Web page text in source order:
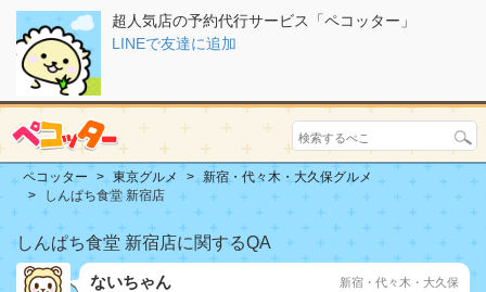
超人気店の予約代行サービス「ペコッター」
LINEで友達に追加
ペコッター 東京グルメ
新宿・代々木・大久保グルメ
しんぱち食堂 新宿店
しんぱち食堂 新宿店に関するQA
ないちゃん 新宿・代々木・大久保